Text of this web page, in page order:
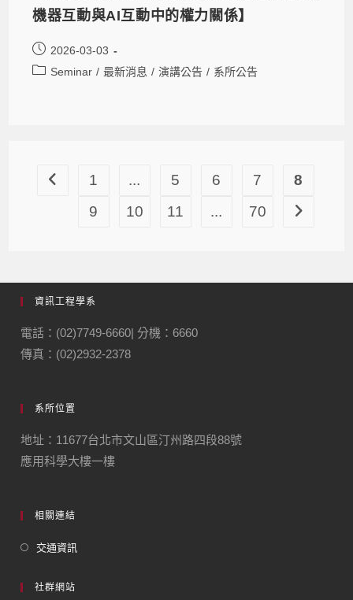
機器互動與AI互動中的權力關係】
2026-03-03
Seminar / 最新消息 / 演講公告 / 系所公告
1 ... 5 6 7
8
9
10 11 ... 70
資訊工程學系
電話：(02)7749-6660| 分機：6660
傳真：(02)2932-2378
系所位置
地址：11677台北市文山區汀州路四段88號
應用科學大樓一樓
相關連結
交通資訊
社群網站